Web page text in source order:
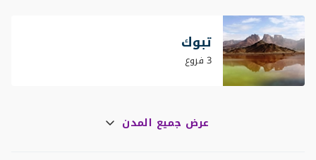
تبوك
3 فروع
عرض جميع المدن